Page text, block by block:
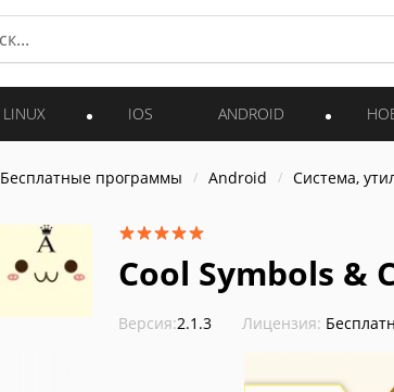
LINUX IOS ANDROID
Бесплатные программы Android Система,
Cool Symbols &
Версия:2.1.3 Лицензия: